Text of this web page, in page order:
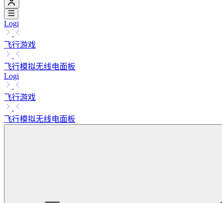
Logi
飞行游戏
飞行模拟无线电面板
Logi
飞行游戏
飞行模拟无线电面板